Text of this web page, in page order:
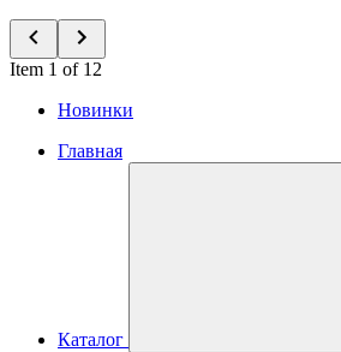
Item 1 of 12
Новинки
Главная
Каталог